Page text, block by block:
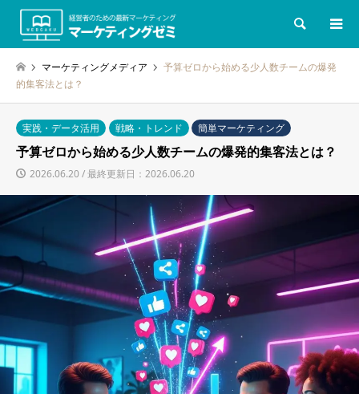
検索
マーケティングメディア
予算ゼロから始める少人数チームの爆発
的集客法とは？
実践・データ活用 戦略・トレンド
簡単マーケティング
予算ゼロから始める少人数チームの爆発的集客法とは？
2026.06.20 / 最終更新日：2026.06.20